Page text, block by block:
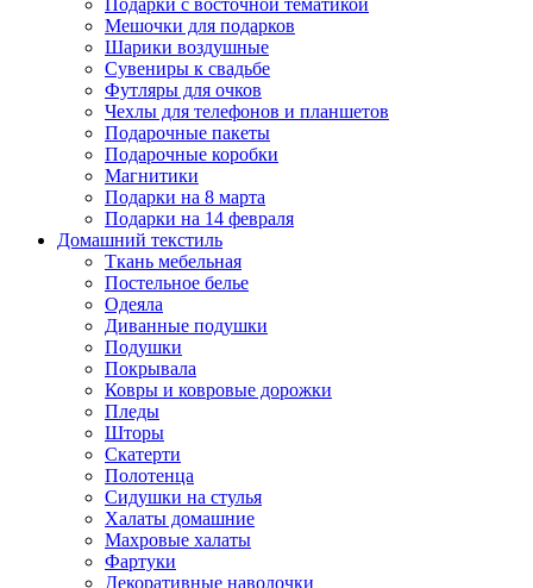
Подарки с восточной тематикой
Мешочки для подарков
Шарики воздушные
Сувениры к свадьбе
Футляры для очков
Чехлы для телефонов и планшетов
Подарочные пакеты
Подарочные коробки
Магнитики
Подарки на 8 марта
Подарки на 14 февраля
Домашний текстиль
Ткань мебельная
Постельное белье
Одеяла
Диванные подушки
Подушки
Покрывала
Ковры и ковровые дорожки
Пледы
Шторы
Скатерти
Полотенца
Сидушки на стулья
Халаты домашние
Махровые халаты
Фартуки
Декоративные наволочки